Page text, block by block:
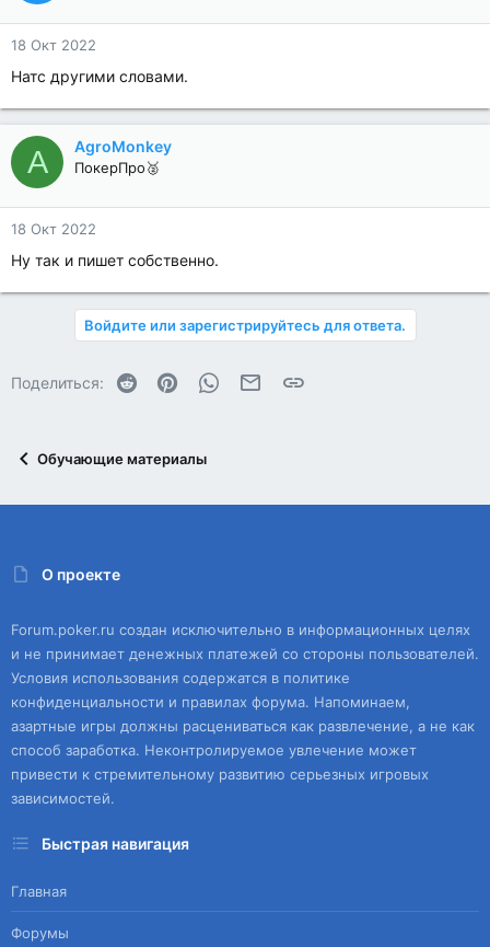
18 Окт 2022
Натс другими словами.
A AgroMonkey
ПокерПро🥈
18 Окт 2022
Ну так и пишет собственно.
Войдите или зарегистрируйтесь для ответа.
Поделиться: Reddit PinterestWhatsAppЭлектронная почта
Ссылка
Обучающие материалы
О проекте
Forum.poker.ru создан исключительно в информационных целях
и не принимает денежных платежей со стороны пользователей.
Условия использования содержатся в политике
конфиденциальности и правилах форума. Напоминаем,
азартные игры должны расцениваться как развлечение, а не как
способ заработка. Неконтролируемое увлечение может
привести к стремительному развитию серьезных игровых
зависимостей.
Быстрая навигация
Главная
Форумы